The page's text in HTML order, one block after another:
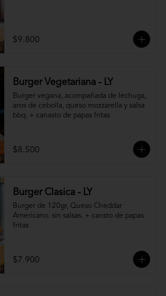
$9.800
Burger Vegetariana - LY
Burger vegana, acompañada de lechuga,
aros de cebolla, queso mozzarella y salsa
bbq. + canasto de papas fritas
$8.500
Burger Clasica - LY
Burger de 120gr, Queso Cheddar
Americano. sin salsas. + cansto de papas
fritas
$7.900